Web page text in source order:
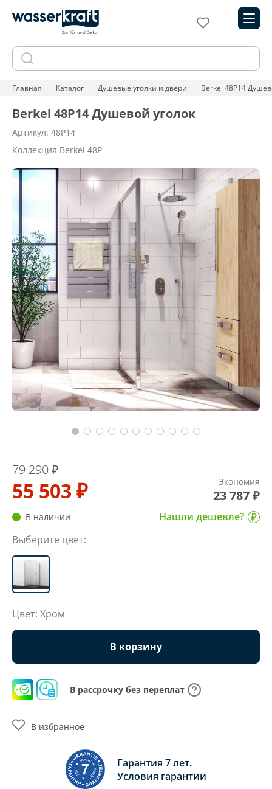
Главная Каталог Душевые уголки и двери Berkel 48P14
Berkel 48P14 Душевой уголок
Артикул: 48P14
Коллекция Berkel 48P
79 290 ₽
55 503 ₽ Экономия
23 787 ₽
В наличии
Нашли дешевле?
Выберите цвет:
Цвет: Хром
В корзину
В рассрочку без переплат
Гарантия 7 лет.
Условия гарантии
В избранное